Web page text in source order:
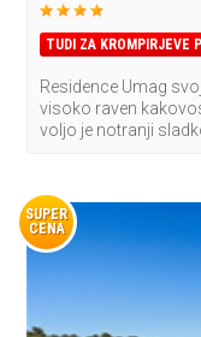
TUDI ZA KROMPIRJEVE
Residence Umag
visoko raven
voljo je notranji
SUPER
CENA